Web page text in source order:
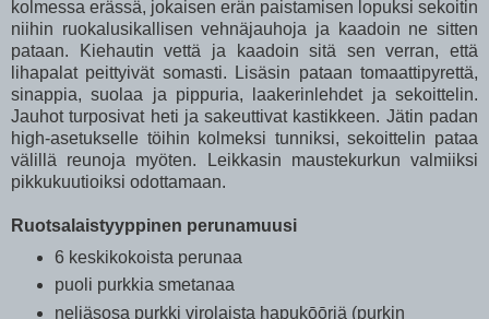
kolmessa erässä, jokaisen erän paistamisen lopuksi sekoitin
niihin ruokalusikallisen vehnäjauhoja ja kaadoin ne sitten
pataan. Kiehautin vettä ja kaadoin sitä sen verran, että
lihapalat peittyivät somasti. Lisäsin pataan tomaattipyrettä,
sinappia, suolaa ja pippuria, laakerinlehdet ja sekoittelin.
Jauhot turposivat heti ja sakeuttivat kastikkeen. Jätin padan
high-asetukselle töihin kolmeksi tunniksi, sekoittelin pataa
välillä reunoja myöten. Leikkasin maustekurkun valmiiksi
pikkukuutioiksi odottamaan.
Ruotsalaistyyppinen perunamuusi
6 keskikokoista perunaa
puoli purkkia smetanaa
neljäsosa purkki virolaista hapukōōriä (purkin